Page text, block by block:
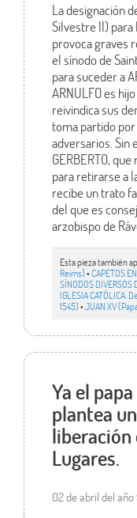
La designación
Silvestre II) para
provoca graves
el sínodo de
para suceder a
ARNULFO es
reivindica sus
toma partido
adversarios. Sin
GERBERTO,
para retirarse a
recibe un trato
del que es
arzobispo de
Esta pieza también
Reims)•CAPETOS
SÍNODOS DIVERSOS
IGLESIA CATÓLICA.
1545)•JUAN XV
Ya el papa
plantea
liberación
Lugares.
02 de abril del